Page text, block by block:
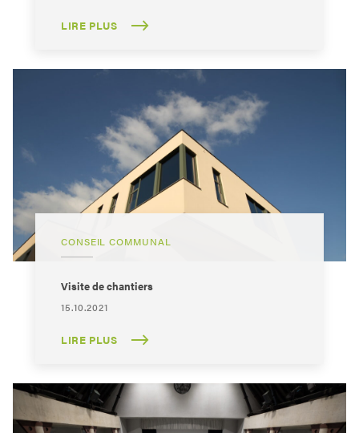
LIRE PLUS
CONSEIL COMMUNAL
Visite de chantiers
15.10.2021
LIRE PLUS